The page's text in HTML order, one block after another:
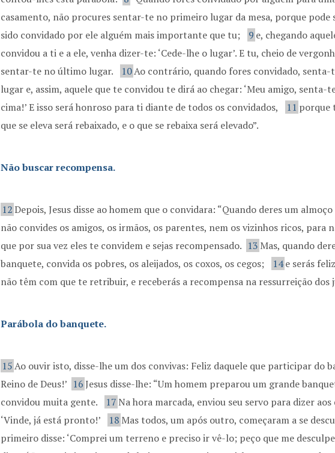
casamento, não procures sentar-te no primeiro lugar da mesa, porque pode
sido convidado por ele alguém mais importante que tu;
9 e, chegando
convidou a ti e a ele, venha dizer-te: ‘Cede-lhe o lugar’. E tu, cheio de
sentar-te no último lugar.
10Ao contrário, quando fores convidado,
lugar e, assim, aquele que te convidou te dirá ao chegar: ‘Meu amigo, senta-
cima!’ E isso será honroso para ti diante de todos os convidados,
11 porque
que se eleva será rebaixado, e o que se rebaixa será elevado”.
Não buscar recompensa.
12Depois, Jesus disse ao homem que o convidara: “Quando deres um
não convides os amigos, os irmãos, os parentes, nem os vizinhos ricos, para
que por sua vez eles te convidem e sejas recompensado. 13 Mas, quando
banquete, convida os pobres, os aleijados, os coxos, os cegos;
14e serás
não têm com que te retribuir, e receberás a recompensa na ressurreição dos
Parábola do banquete.
15Ao ouvir isto, disse-lhe um dos convivas: Feliz daquele que participar do
Reino de Deus!’ 16Jesus disse-lhe: “Um homem preparou um grande
convidou muita gente.
17Na hora marcada, enviou seu servo para dizer aos
‘Vinde, já está pronto!’
18 Mas todos, um após outro, começaram a se
primeiro disse: ‘Comprei um terreno e preciso ir vê-lo; peço que me